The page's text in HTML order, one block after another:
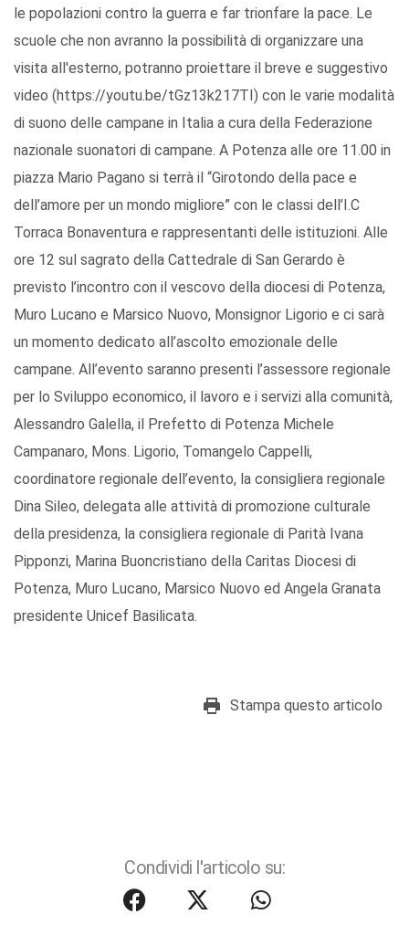
le popolazioni contro la guerra e far trionfare la pace. Le
scuole che non avranno la possibilità di organizzare una
visita all'esterno, potranno proiettare il breve e suggestivo
video (https://youtu.be/tGz13k217TI) con le varie modalità
di suono delle campane in Italia a cura della Federazione
nazionale suonatori di campane. A Potenza alle ore 11.00 in
piazza Mario Pagano si terrà il “Girotondo della pace e
dell’amore per un mondo migliore” con le classi dell’I.C
Torraca Bonaventura e rappresentanti delle istituzioni. Alle
ore 12 sul sagrato della Cattedrale di San Gerardo è
previsto l’incontro con il vescovo della diocesi di Potenza,
Muro Lucano e Marsico Nuovo, Monsignor Ligorio e ci sarà
un momento dedicato all’ascolto emozionale delle
campane. All’evento saranno presenti l’assessore regionale
per lo Sviluppo economico, il lavoro e i servizi alla comunità,
Alessandro Galella, il Prefetto di Potenza Michele
Campanaro, Mons. Ligorio, Tomangelo Cappelli,
coordinatore regionale dell’evento, la consigliera regionale
Dina Sileo, delegata alle attività di promozione culturale
della presidenza, la consigliera regionale di Parità Ivana
Pipponzi, Marina Buoncristiano della Caritas Diocesi di
Potenza, Muro Lucano, Marsico Nuovo ed Angela Granata
presidente Unicef Basilicata.
Stampa questo articolo
Condividi l'articolo su: